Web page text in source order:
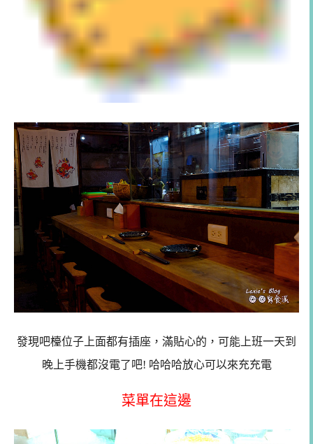
發現吧檯位子上面都有插座，滿貼心的，可能上班一天到
晚上手機都沒電了吧! 哈哈哈放心可以來充充電
菜單在這邊